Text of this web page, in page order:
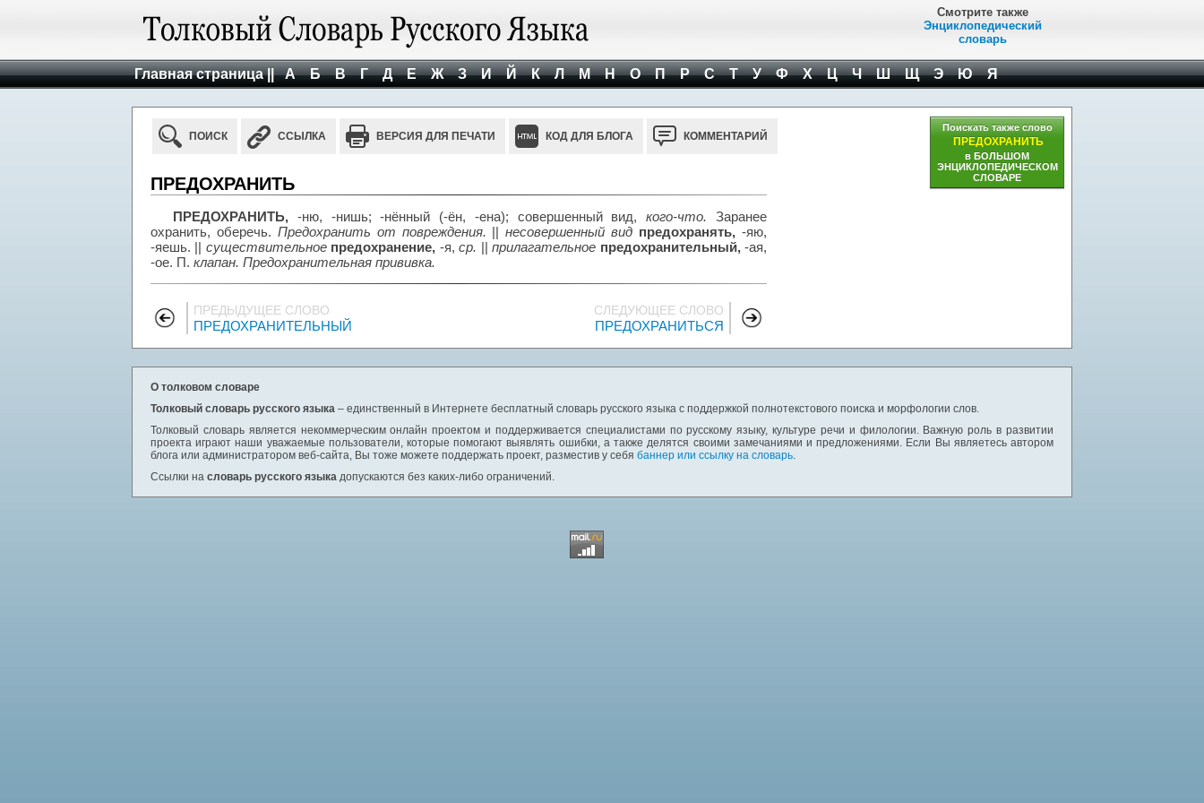
Смотрите также
Энциклопедический
словарь
Главная страница || А Б В Г Д Е Ж З И Й К Л М Н О П Р С Т У Ф Х Ц Ч Ш Щ Э Ю Я
ПОИСК ССЫЛКА ВЕРСИЯ ДЛЯ ПЕЧАТИ КОД ДЛЯ БЛОГА КОММЕНТАРИЙ
ПРЕДОХРАНИТЬ
ПРЕДОХРАНИТЬ, -ню, -нишь; -нённый (-ён, -ена); совершенный вид,кого-что. Заранее
охранить, оберечь. Предохранить от повреждения. ||несовершенный вид предохранять, -яю,
-яешь. || существительноепредохранение, -я,ср. ||прилагательное предохранительный,-ая,
-ое. П. клапан. Предохранительная прививка.
ПРЕДЫДУЩЕЕ СЛОВО
ПРЕДОХРАНИТЕЛЬНЫЙ
СЛЕДУЮЩЕЕ СЛОВО
ПРЕДОХРАНИТЬСЯ
Поискать также слово
ПРЕДОХРАНИТЬ
в БОЛЬШОМ
ЭНЦИКЛОПЕДИЧЕСКОМ
СЛОВАРЕ
О толковом словаре
Толковый словарь русского языка – единственный в Интернете бесплатный словарь русского языка с поддержкой полнотекстового поиска и морфологии слов.
Толковый словарь является некоммерческим онлайн проектом и поддерживается специалистами по русскому языку, культуре речи и филологии. Важную роль в развитии
проекта играют наши уважаемые пользователи, которые помогают выявлять ошибки, а также делятся своими замечаниями и предложениями. Если Вы являетесь автором
блога или администратором веб-сайта, Вы тоже можете поддержать проект, разместив у себя баннер или ссылку на словарь.
Ссылки на словарь русского языка допускаются без каких-либо ограничений.